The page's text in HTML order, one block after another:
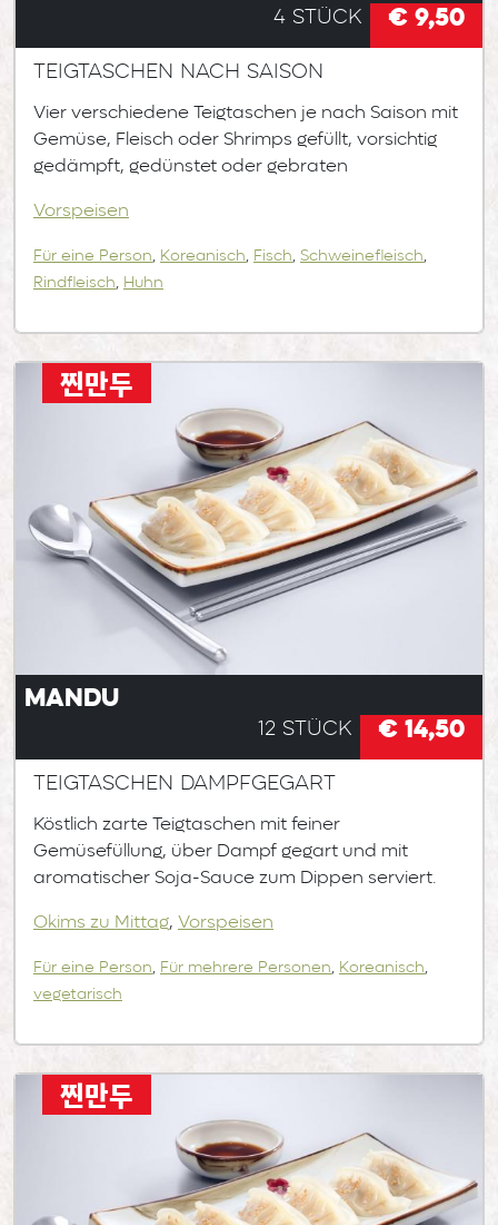
4 Stück € 9,50
Teigtaschen nach Saison
Vier verschiedene Teigtaschen je nach Saison mit
Gemüse, Fleisch oder Shrimps gefüllt, vorsichtig
gedämpft, gedünstet oder gebraten
Vorspeisen
Für eine Person, Koreanisch, Fisch, Schweinefleisch,
Rindfleisch, Huhn
찐만두
Mandu
12 Stück € 14,50
Teigtaschen dampfgegart
Köstlich zarte Teigtaschen mit feiner
Gemüsefüllung, über Dampf gegart und mit
aromatischer Soja-Sauce zum Dippen serviert.
Okims zu Mittag, Vorspeisen
Für eine Person, Für mehrere Personen, Koreanisch,
vegetarisch
찐만두